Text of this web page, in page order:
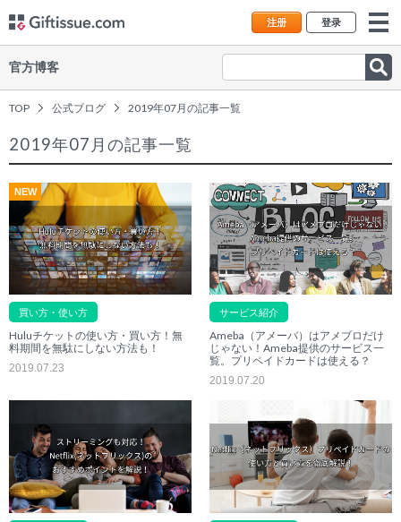
注册 登录
官方博客
TOP 公式ブログ 2019年07月の記事一覧
2019年07月の記事一覧
NEW
買い方・使い方
Huluチケットの使い方・買い方！無
料期間を無駄にしない方法も！
2019.07.23
サービス紹介
Ameba（アメーバ）はアメブロだけ
じゃない！Ameba提供のサービス一
覧。プリペイドカードは使える？
2019.07.20